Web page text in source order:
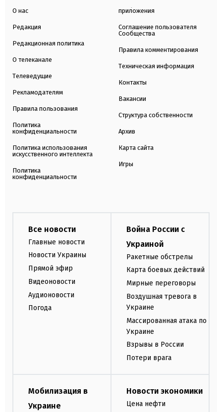
О нас
Редакция
Редакционная политика
О телеканале
Телеведущие
Рекламодателям
Правила пользования
Политика
конфиденциальности
Политика использования
искусственного интеллекта
Политика
конфиденциальности
приложения
Соглашение пользователя
Сообщества
Правила комментирования
Техническая информация
Контакты
Вакансии
Структура собственности
Архив
Карта сайта
Игры
Все новости
Главные новости
Новости Украины
Прямой эфир
Видеоновости
Аудионовости
Погода
Война России с
Украиной
Ракетные обстрелы
Карта боевых действий
Мирные переговоры
Воздушная тревога в
Украине
Массированная атака по
Украине
Взрывы в России
Потери врага
Мобилизация в
Украине
Новости экономики
Цена нефти